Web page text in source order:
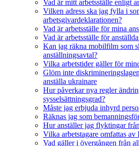
Vad är mitt arbetsställe enligt
Vilken adress ska jag fylla i
arbetsgivardeklarationen?
Vad är arbetsställe för mina
Vad är arbetsställe för
Kan jag räkna mobilfilm som
anställningsavtal?
Vilka arbetstider gäller för
Glöm inte
anställa ukrainare
Hur påverkar nya regler
sysselsättningsgrad?
Måste jag erbjuda inhyrd
Räknas jag som
Hur anställer jag flyktingar
Vilka arbetstagare omfattas av
Vad gäller i övergången från